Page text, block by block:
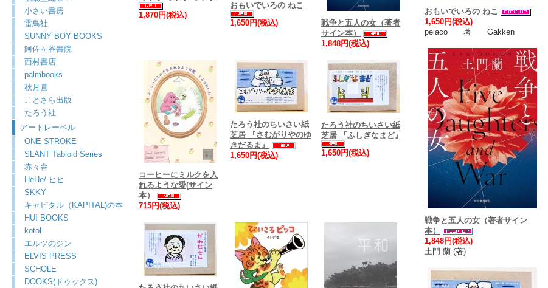
小さい書房
雷鳥社
SUNNY BOY BOOKS
阿佐ヶ谷書院
西村書店
palmbooks
秋月圓
ことさら出版
たろう社
アートレーベル
ONE STROKE
SLANT Tabloid Series
赤々舎
HeHe/ ヒヒ
SKKY
キャピタル（KAPITAL)の本
HUI BOOKS
kotol
エルツのジン
ELVIS PRESS
SCHOLE
DOOKS(ドゥックス)
1,870円(税込)
おもいでいろの ねこ
1,650円(税込)
戦争と五人の女（著者
サイン本）
1,848円(税込)
コーヒーにミルクを入
れるような愛(サイン
本）
715円(税込)
たろう社のちいさい紙
芝居 『さむがりやのゆ
きだるま』
1,650円(税込)
たろう社のちいさい紙
芝居 『ふしぎなまど』
1,650円(税込)
おもいでいろの ねこ
1,650円(税込)
peiaco 著 Gakken
戦争と五人の女（著者サイン
本）
1,848円(税込)
土門 蘭 (著)